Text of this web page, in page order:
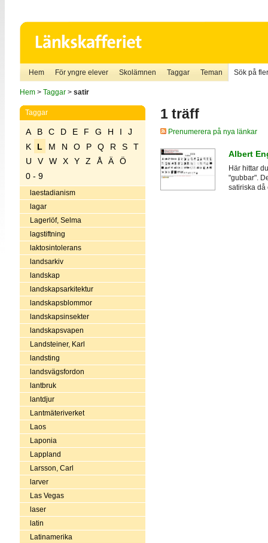
Hem För yngre elever Skolämnen Taggar Teman Sök på
Hem> Taggar> satir
Taggar
A B C D E F G H I
J
K
L M N O P Q R S
T
U
V W X Y Z Å Ä
Ö
0 - 9
laestadianism
lagar
Lagerlöf, Selma
lagstiftning
laktosintolerans
landsarkiv
landskap
landskapsarkitektur
landskapsblommor
landskapsinsekter
landskapsvapen
Landsteiner, Karl
landsting
landsvägsfordon
lantbruk
lantdjur
Lantmäteriverket
Laos
Laponia
Lappland
Larsson, Carl
larver
Las Vegas
laser
latin
Latinamerika
1 träff
Prenumerera på nya länkar
Albert
Här hittar
"gubbar".
satiriska då